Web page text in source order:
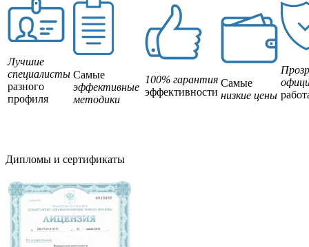
Лучшие
специалисты
разного
профиля
Самые
эффективные
методики
100% гарантия
эффективности
Самые
низкие цены
Дипломы и сертификаты